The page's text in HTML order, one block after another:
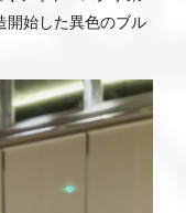
開始した異色のブル